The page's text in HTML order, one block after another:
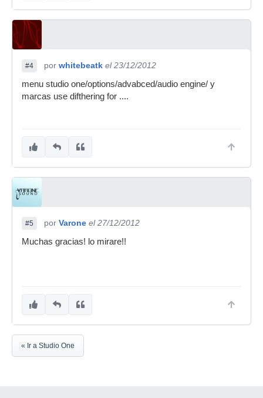
#4 por whitebeatk el 23/12/2012
menu studio one/options/advabced/audio engine/ y
marcas use difthering for ....
#5 por Varone el 27/12/2012
Muchas gracias! lo mirare!!
« Ir a Studio One